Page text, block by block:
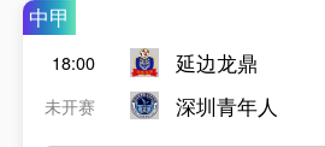
中甲
18:00
未开赛
延边龙鼎
深圳青年人